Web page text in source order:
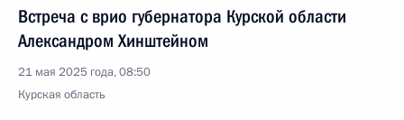
Встреча с врио губернатора Курской области
Александром Хинштейном
21 мая 2025 года, 08:50
Курская область